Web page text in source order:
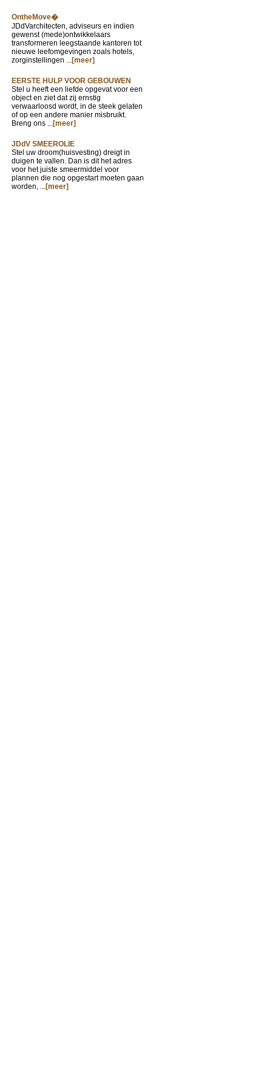
OntheMove�
JDdVarchitecten, adviseurs en indien
gewenst (mede)ontwikkelaars
transformeren leegstaande kantoren tot
nieuwe leefomgevingen zoals hotels,
zorginstellingen ...[meer]
EERSTE HULP VOOR GEBOUWEN
Stel u heeft een liefde opgevat voor een
object en ziet dat zij ernstig
verwaarloosd wordt, in de steek gelaten
of op een andere manier misbruikt.
Breng ons ...[meer]
JDdV SMEEROLIE
Stel uw droom(huisvesting) dreigt in
duigen te vallen. Dan is dit het adres
voor het juiste smeermiddel voor
plannen die nog opgestart moeten gaan
worden, ...[meer]